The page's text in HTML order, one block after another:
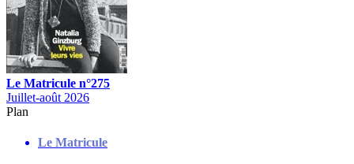
Le Matricule n°275
Juillet-août 2026
Plan
Le Matricule